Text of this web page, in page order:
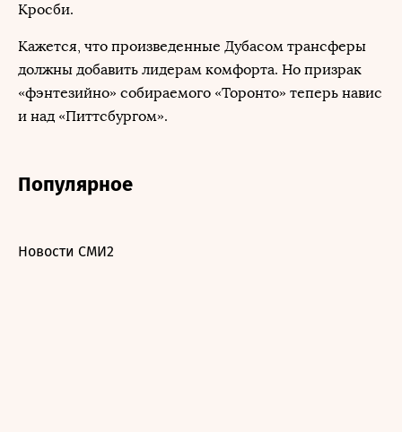
Кросби.
Кажется, что произведенные Дубасом трансферы
должны добавить лидерам комфорта. Но призрак
«фэнтезийно» собираемого «Торонто» теперь навис
и над «Питтсбургом».
Популярное
Новости СМИ2